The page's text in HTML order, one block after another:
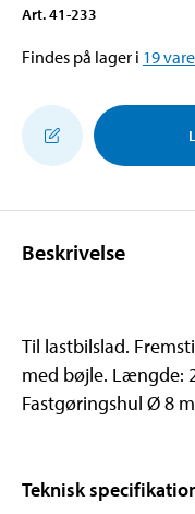
Art.41-233
Findes på lager i 19
Beskrivelse
Til lastbilslad.
med bøjle. Længde:
Fastgøringshul Ø 8
Teknisk